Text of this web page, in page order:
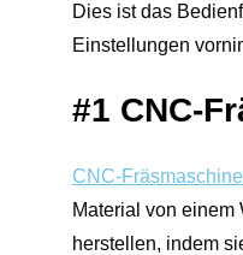
Dies ist das
Einstellungen
#1 CNC-
CNC-
Material von einem
herstellen, indem